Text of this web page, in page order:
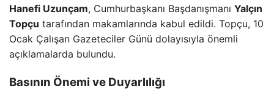
Hanefi Uzunçam, Cumhurbaşkanı Başdanışmanı Yalçın
Topçu tarafından makamlarında kabul edildi. Topçu, 10
Ocak Çalışan Gazeteciler Günü dolayısıyla önemli
açıklamalarda bulundu.
Basının Önemi ve Duyarlılığı